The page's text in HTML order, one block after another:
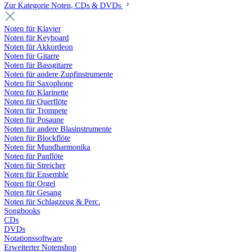
Zur Kategorie Noten, CDs & DVDs
Noten für Klavier
Noten für Keyboard
Noten für Akkordeon
Noten für Gitarre
Noten für Bassgitarre
Noten für andere Zupfinstrumente
Noten für Saxophone
Noten für Klarinette
Noten für Querflöte
Noten für Trompete
Noten für Posaune
Noten für andere Blasinstrumente
Noten für Blockflöte
Noten für Mundharmonika
Noten für Panflöte
Noten für Streicher
Noten für Ensemble
Noten für Orgel
Noten für Gesang
Noten für Schlagzeug & Perc.
Songbooks
CDs
DVDs
Notationssoftware
Erweiterter Notenshop